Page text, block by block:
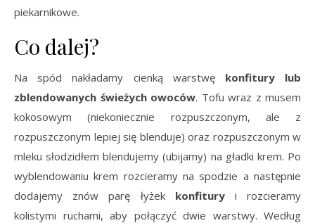
piekarnikowe.
Co dalej?
Na spód nakładamy cienką warstwę konfitury lub
zblendowanych świeżych owoców. Tofu wraz z musem
kokosowym (niekoniecznie rozpuszczonym, ale z
rozpuszczonym lepiej się blenduje) oraz rozpuszczonym w
mleku słodzidłem blendujemy (ubijamy) na gładki krem. Po
wyblendowaniu krem rozcieramy na spodzie a następnie
dodajemy znów parę łyżek konfituryi rozcieramy
kolistymi ruchami, aby połączyć dwie warstwy. Według